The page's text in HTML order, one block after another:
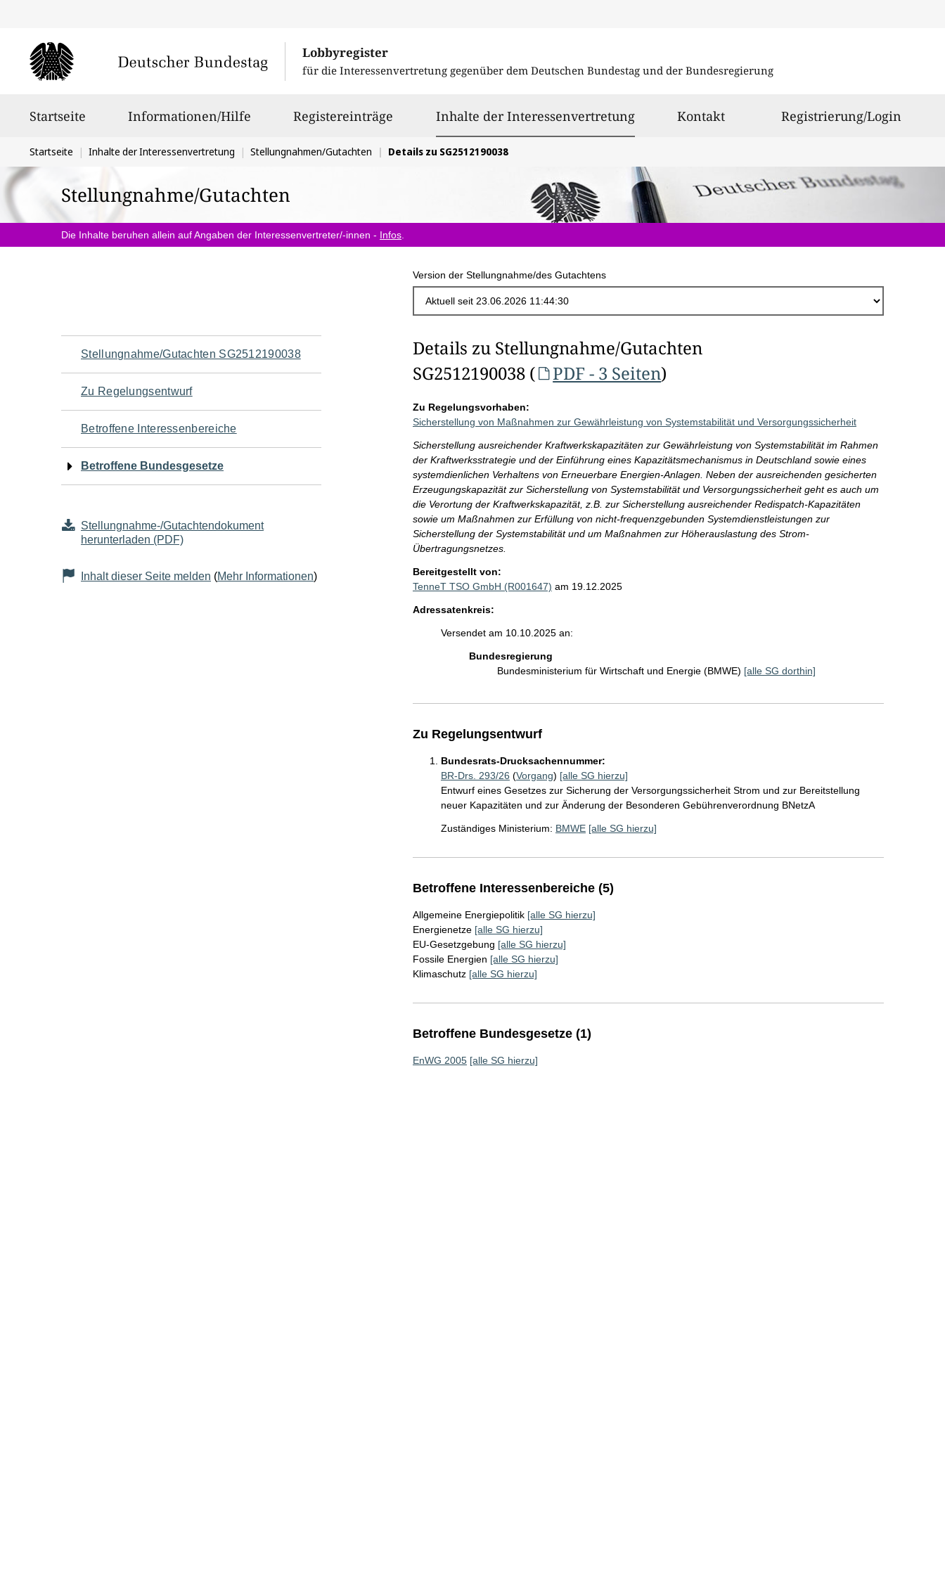
Lobbyregister
für die Interessenvertretung gegenüber dem Deutschen Bundestag und der Bundesregierung
Startseite Informationen/Hilfe Registereinträge Inhalte der Interessenvertretungausgewählt
Kontakt Registrierung/Login
Sie
befinden
sich
hier:
Startseite Inhalte der Interessenvertretung Stellungnahmen/Gutachten Details zu SG2512190038
Stellungnahme/Gutachten
Die Inhalte beruhen allein auf Angaben der Interessenvertreter/-innen - Infos
Version der Stellungnahme/des Gutachtens
Navigation
für
den
Seiteninhalt
Stellungnahme/Gutachten SG2512190038
Zu Regelungsentwurf
Betroffene Interessenbereiche
Betroffene Bundesgesetze
Stellungnahme-/Gutachtendokument
herunterladen (PDF)
Inhalt dieser Seite melden (Mehr Informationen)
Details zu Stellungnahme/Gutachten
SG2512190038 (
PDF - 3 Seiten)
Zu Regelungsvorhaben:
Sicherstellung von Maßnahmen zur Gewährleistung von Systemstabilität und Versorgungssicherheit
Sicherstellung ausreichender Kraftwerkskapazitäten zur Gewährleistung von Systemstabilität im Rahmen
der Kraftwerksstrategie und der Einführung eines Kapazitätsmechanismus in Deutschland sowie eines
systemdienlichen Verhaltens von Erneuerbare Energien-Anlagen. Neben der ausreichenden gesicherten
Erzeugungskapazität zur Sicherstellung von Systemstabilität und Versorgungssicherheit geht es auch um
die Verortung der Kraftwerkskapazität, z.B. zur Sicherstellung ausreichender Redispatch-Kapazitäten
sowie um Maßnahmen zur Erfüllung von nicht-frequenzgebunden Systemdienstleistungen zur
Sicherstellung der Systemstabilität und um Maßnahmen zur Höherauslastung des Strom-
Übertragungsnetzes.
Bereitgestellt von:
TenneT TSO GmbH (R001647) am 19.12.2025
Adressatenkreis:
Versendet am 10.10.2025 an:
Bundesregierung
Bundesministerium für Wirtschaft und Energie (BMWE) [alle SG dorthin]
Zu Regelungsentwurf
Bundesrats-Drucksachennummer:
BR-Drs. 293/26 (Vorgang) [alle SG hierzu]
Entwurf eines Gesetzes zur Sicherung der Versorgungssicherheit Strom und zur Bereitstellung
neuer Kapazitäten und zur Änderung der Besonderen Gebührenverordnung BNetzA
Zuständiges Ministerium: BMWE [alle SG hierzu]
Betroffene Interessenbereiche (5)
Allgemeine Energiepolitik [alle SG hierzu]
Energienetze [alle SG hierzu]
EU-Gesetzgebung [alle SG hierzu]
Fossile Energien [alle SG hierzu]
Klimaschutz [alle SG hierzu]
Betroffene Bundesgesetze (1)
EnWG 2005 [alle SG hierzu]